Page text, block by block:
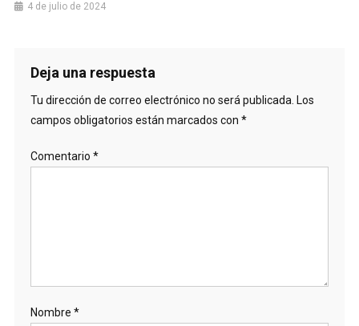
4 de julio de 2024
Deja una respuesta
Tu dirección de correo electrónico no será publicada. Los
campos obligatorios están marcados con *
Comentario *
Nombre *